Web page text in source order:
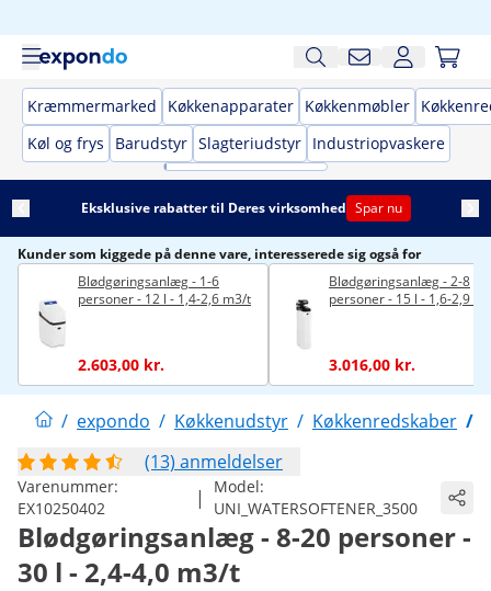
Kræmmermarked Køkkenapparater Køkkenmøbler
Køl og frys
Barudstyr Slagteriudstyr Industriopvaskere
Eksklusive rabatter til Deres virksomhed Spar nu
Kunder som kiggede på denne vare, interesserede sig også for
Blødgøringsanlæg - 1-6
personer - 12 l - 1,4-2,6 m3/t
2.603,00 kr.
Blødgøringsanlæg - 2-8
personer - 15 l - 1,6-2,9
3.016,00 kr.
/ expondo / Køkkenudstyr / Køkkenredskaber /
(13) anmeldelser
Varenummer:
EX10250402
|
Model:
UNI_WATERSOFTENER_3500
Blødgøringsanlæg - 8-20 personer -
30 l - 2,4-4,0 m3/t